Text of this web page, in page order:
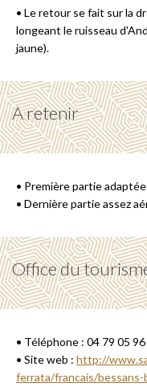
• Le retour se fait sur la
longeant le ruisseau
jaune).
A retenir
• Première partie
• Dernière partie assez
Office du
• Téléphone : 04 79 05 96
• Site web : http://
ferrata/francais/bessans-